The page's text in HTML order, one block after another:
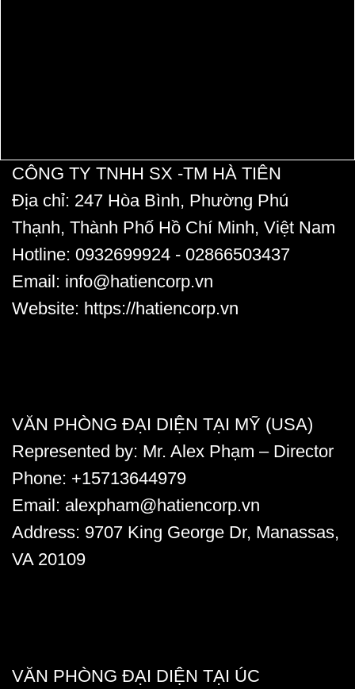
CÔNG TY TNHH SX -TM HÀ TIÊN
Địa chỉ: 247 Hòa Bình, Phường Phú
Thạnh, Thành Phố Hồ Chí Minh, Việt Nam
Hotline: 0932699924 - 02866503437
Email: info@hatiencorp.vn
Website: https://hatiencorp.vn
VĂN PHÒNG ĐẠI DIỆN TẠI MỸ (USA)
Represented by: Mr. Alex Phạm – Director
Phone: +15713644979
Email: alexpham@hatiencorp.vn
Address: 9707 King George Dr, Manassas,
VA 20109
VĂN PHÒNG ĐẠI DIỆN TẠI ÚC